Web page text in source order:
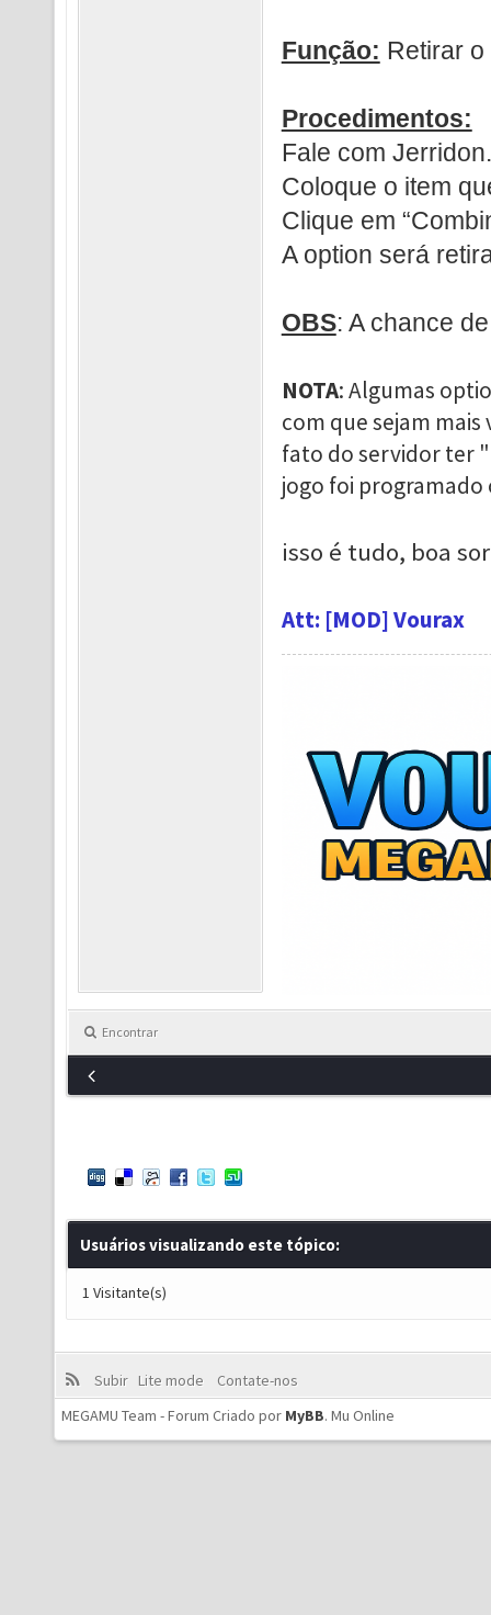
Função: Retirar
Procedimentos:
Fale com Jerridon.
Coloque o item
Clique em
A option será
OBS: A chance
NOTA: Algumas
com que sejam
fato do servidor ter
jogo foi
isso é tudo, boa
Att: [MOD] Vourax
Encontrar
Usuários visualizando este tópico:
1 Visitante(s)
Subir Lite mode
Contate-nos
MEGAMU Team - Forum Criado por MyBB. Mu Online